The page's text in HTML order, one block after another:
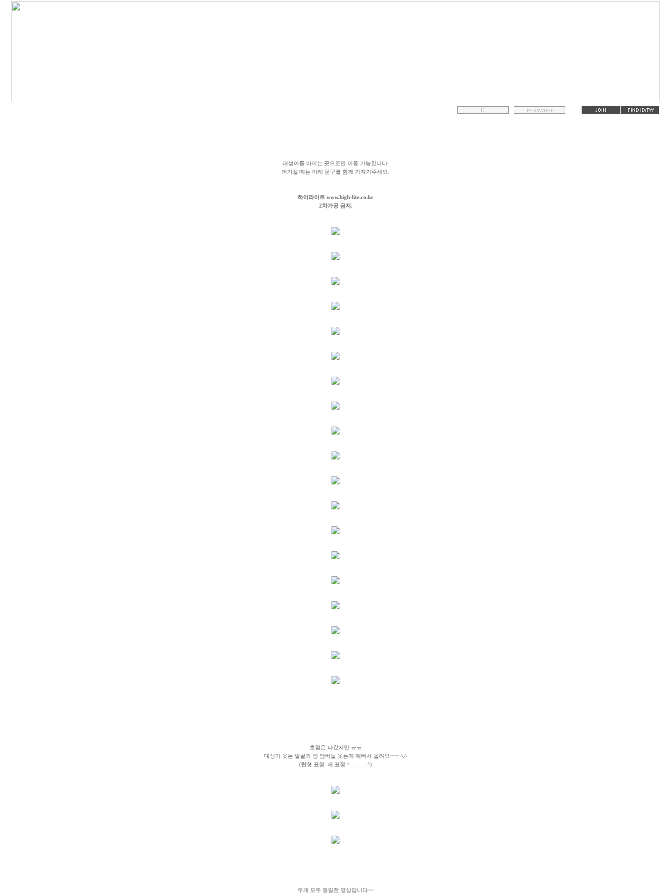
대성이를 아끼는 곳으로만 이동 가능합니다.
퍼가실 때는 아래 문구를 함께 가져가주세요.
하이라이트 www.high-lite.co.kr
2차가공 금지.
초점은 나갔지만 ㅠㅠ
대성이 웃는 얼굴과 뱅 멤버들 웃는게 예뻐서 올려요~~~ ^.^
(탑형 표정=제 표정 ^______^)
두개 모두 동일한 영상입니다~~